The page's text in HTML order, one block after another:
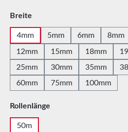
Seleccione
Breite
4mm 5mm 6mm 8mm
12mm 15mm 18mm
25mm
30mm 35mm
60mm
75mm 100mm
Seleccione
Rollenlänge
50m